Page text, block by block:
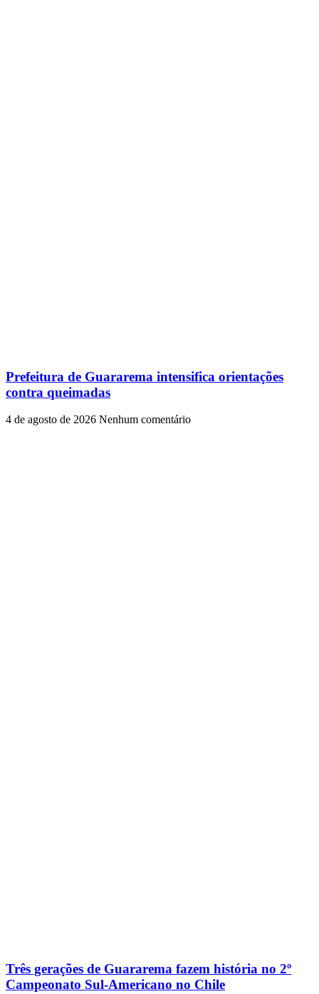
Prefeitura de Guararema intensifica orientações
contra queimadas
4 de agosto de 2026 Nenhum comentário
Três gerações de Guararema fazem história no 2º
Campeonato Sul-Americano no Chile